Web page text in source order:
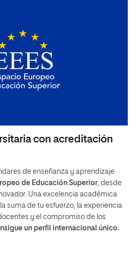
con acreditación
de enseñanza y aprendizaje
de Educación Superior, desde
Una excelencia académica
suma de tu esfuerzo, la experiencia
y el compromiso de los
un perfil internacional único.